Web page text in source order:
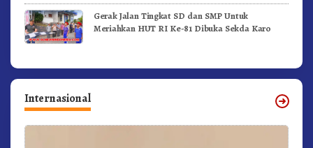
Gerak Jalan Tingkat SD dan SMP Untuk
Meriahkan HUT RI Ke-81 Dibuka Sekda Karo
Internasional